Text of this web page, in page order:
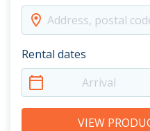
Address, postal
Rental dates
Arrival
VIEW